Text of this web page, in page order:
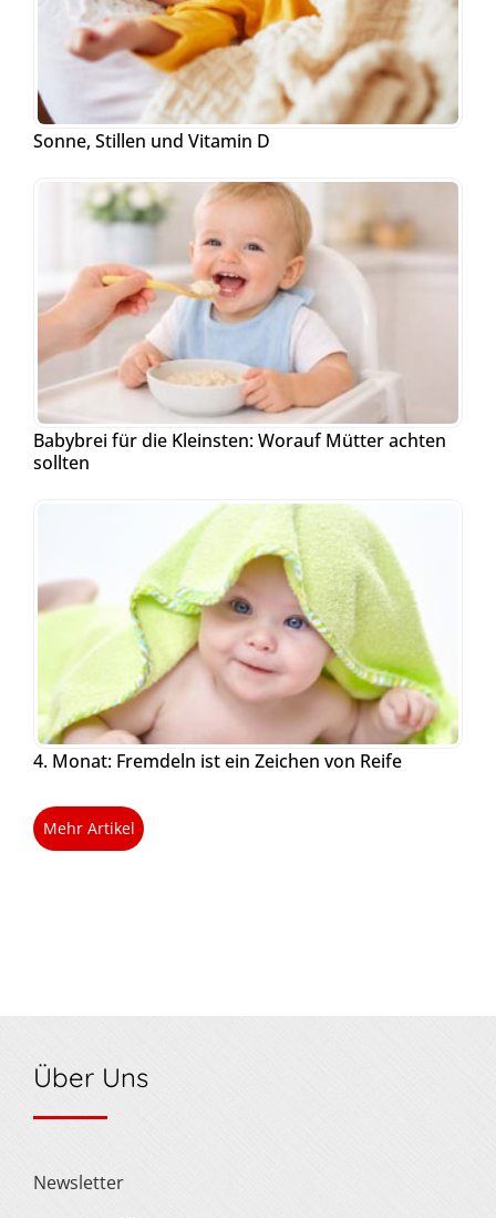
Sonne, Stillen und Vitamin D
Babybrei für die Kleinsten: Worauf Mütter achten
sollten
4. Monat: Fremdeln ist ein Zeichen von Reife
Mehr Artikel
Über Uns
Newsletter